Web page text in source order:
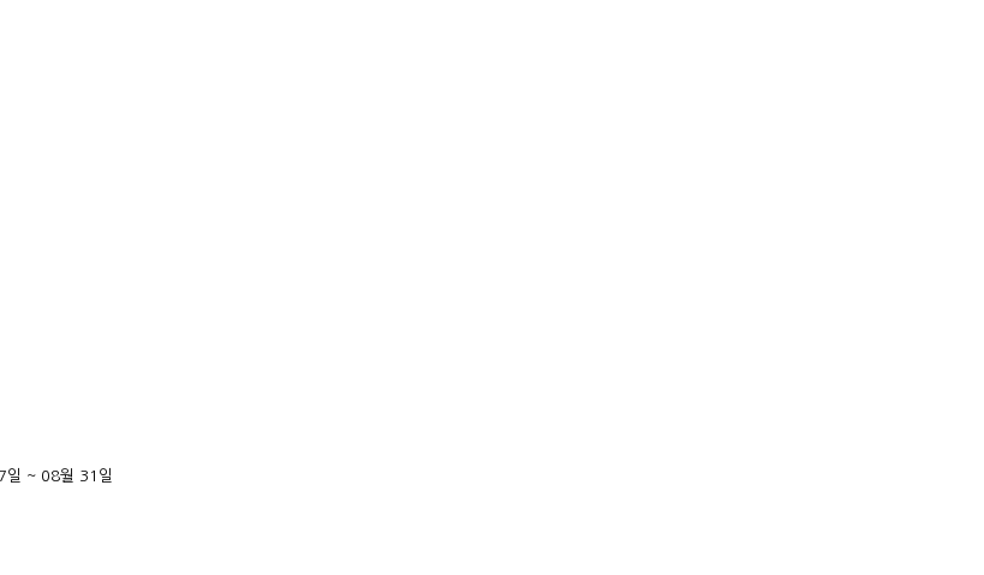
일 ~ 08월 31일